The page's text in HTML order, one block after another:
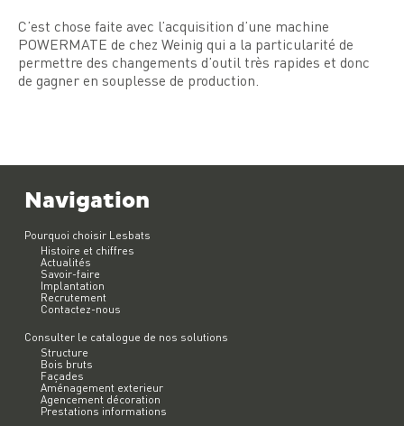
C’est chose faite avec l’acquisition d’une machine
POWERMATE de chez Weinig qui a la particularité de
permettre des changements d’outil très rapides et donc
de gagner en souplesse de production.
Navigation
Pourquoi choisir Lesbats
Histoire et chiffres
Actualités
Savoir-faire
Implantation
Recrutement
Contactez-nous
Consulter le catalogue de nos solutions
Structure
Bois bruts
Façades
Aménagement exterieur
Agencement décoration
Prestations informations